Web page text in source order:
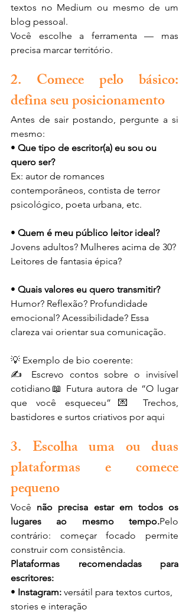
textos no Medium ou mesmo de um
blog pessoal.
Você escolhe a ferramenta — mas
precisa marcar território.
2. Comece pelo básico:
defina seu posicionamento
Antes de sair postando, pergunte a si
mesmo:
• Que tipo de escritor(a) eu sou ou
quero ser?
Ex: autor de romances
contemporâneos, contista de terror
psicológico, poeta urbana, etc.
• Quem é meu público leitor ideal?
Jovens adultos? Mulheres acima de 30?
Leitores de fantasia épica?
• Quais valores eu quero transmitir?
Humor? Reflexão? Profundidade
emocional? Acessibilidade? Essa
clareza vai orientar sua comunicação.
💡 Exemplo de bio coerente:
✍️ Escrevo contos sobre o invisível
cotidiano📖 Futura autora de “O lugar
que você esqueceu”💌 Trechos,
bastidores e surtos criativos por aqui
3. Escolha uma ou duas
plataformas e comece
pequeno
Você não precisa estar em todos os
lugares ao mesmo tempo.Pelo
contrário: começar focado permite
construir com consistência.
Plataformas recomendadas para
escritores:
• Instagram: versátil para textos curtos,
stories e interação